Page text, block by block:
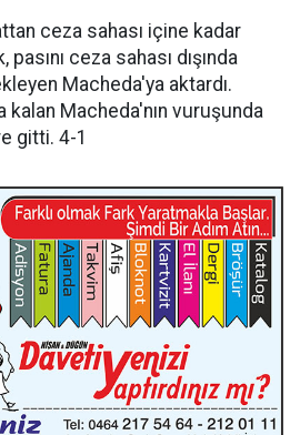
ceza sahası içine kadar
ceza sahası dışında
Macheda'ya aktardı.
kalan Macheda'nın vuruşunda
gitti. 4-1